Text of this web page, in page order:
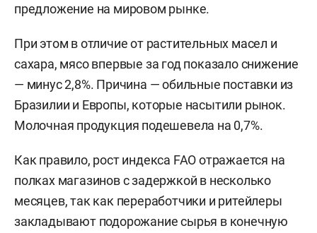
предложение на мировом рынке.
При этом в отличие от растительных масел и
сахара, мясо впервые за год показало снижение
— минус 2,8%. Причина — обильные поставки из
Бразилии и Европы, которые насытили рынок.
Молочная продукция подешевела на 0,7%.
Как правило, рост индекса FAO отражается на
полках магазинов с задержкой в несколько
месяцев, так как переработчики и ритейлеры
закладывают подорожание сырья в конечную